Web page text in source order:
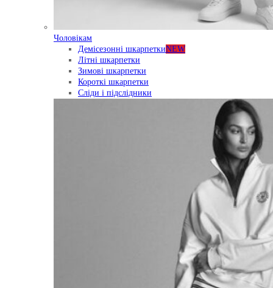
Чоловікам
Демісезонні шкарпеткиNEW
Літні шкарпетки
Зимові шкарпетки
Короткі шкарпетки
Сліди і підслідники